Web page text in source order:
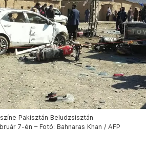
Pakisztán Beludzsisztán
7-én – Fotó: Bahnaras Khan / AFP